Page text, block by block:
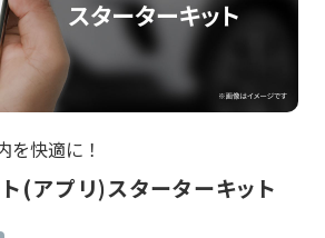
を快適に！
(アプリ)スターターキット